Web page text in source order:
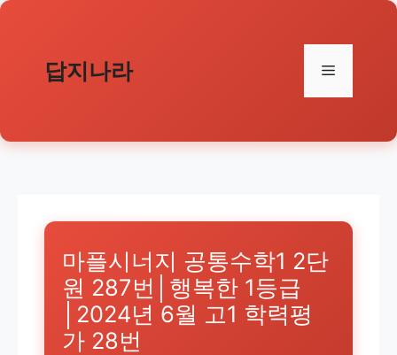
컨
너
답지나라 메
마플시너지 공통수학1 2단
원 287번│행복한 1등급
│2024년 6월 고1 학력평
가 28번